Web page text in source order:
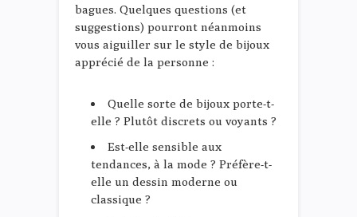
bagues. Quelques questions (et
suggestions) pourront néanmoins
vous aiguiller sur le style de bijoux
apprécié de la personne :
Quelle sorte de bijoux porte-t-
elle ? Plutôt discrets ou voyants ?
Est-elle sensible aux
tendances, à la mode ? Préfère-t-
elle un dessin moderne ou
classique ?